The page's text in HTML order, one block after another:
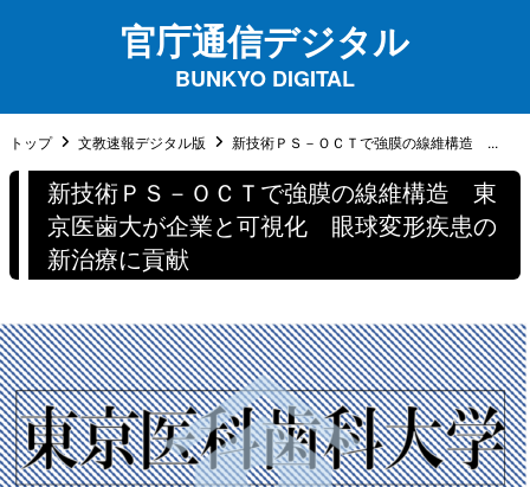
官庁通信デジタル
BUNKYO DIGITAL
トップ 文教速報デジタル版 新技術ＰＳ－ＯＣＴで強膜の線維構造 ...
新技術ＰＳ－ＯＣＴで強膜の線維構造 東
京医歯大が企業と可視化 眼球変形疾患の
新治療に貢献